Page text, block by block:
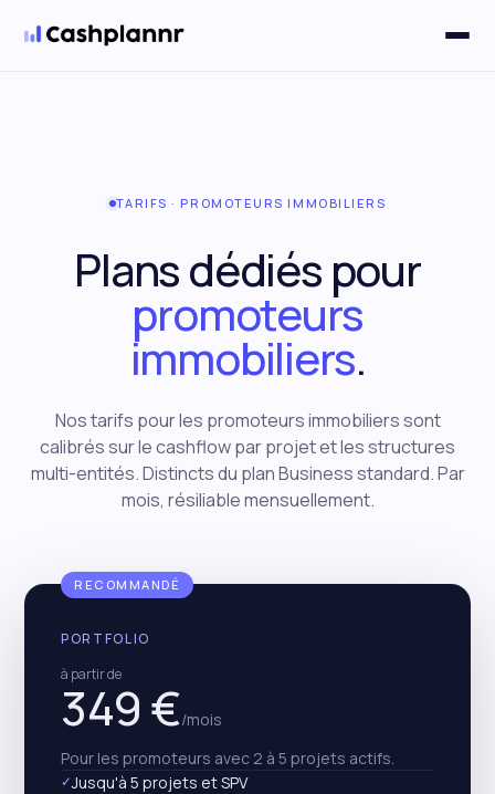
TARIFS · PROMOTEURS IMMOBILIERS
Plans dédiés pour
promoteurs
immobiliers.
Nos tarifs pour les promoteurs immobiliers sont
calibrés sur le cashflow par projet et les structures
multi-entités. Distincts du plan Business standard. Par
mois, résiliable mensuellement.
RECOMMANDÉ
PORTFOLIO
à partir de
349 €/mois
Pour les promoteurs avec 2 à 5 projets actifs.
✓Jusqu'à 5 projets et SPV